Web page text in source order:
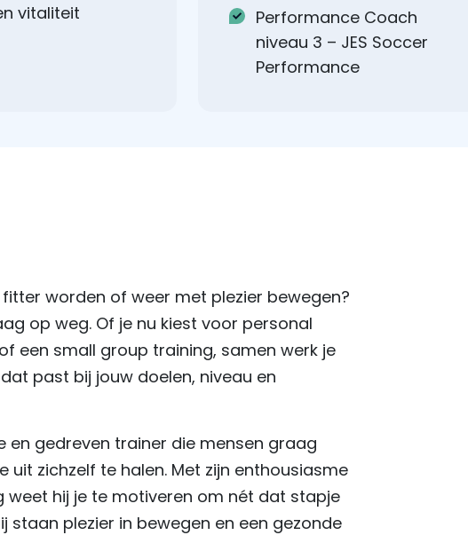
vitaliteit
Performance Coach
niveau 3 – JES Soccer
Performance
worden of weer met plezier bewegen?
op weg. Of je nu kiest voor personal
een small group training, samen werk je
past bij jouw doelen, niveau en
en gedreven trainer die mensen graag
zichzelf te halen. Met zijn enthousiasme
weet hij je te motiveren om nét dat stapje
staan plezier in bewegen en een gezonde